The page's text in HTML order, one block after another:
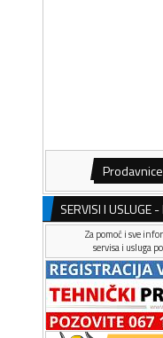
Prodavnice
SERVISI I USLUGE
Za pomoć i sve
servisa i usluga